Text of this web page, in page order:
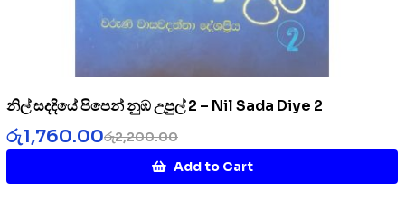
නිල් සදදියේ පිපෙන් නුඹ උපුල් 2 – Nil Sada Diye 2
රු2,200.00
රු1,760.00
Add to Cart